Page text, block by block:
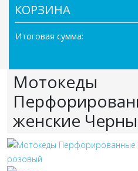
КОРЗИНА
Итоговая сумма:
Мотокеды
женские